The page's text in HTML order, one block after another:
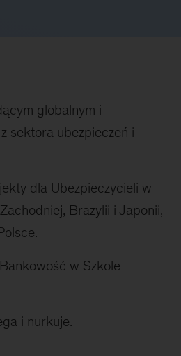
globalnym i
sektora ubezpieczeń i
dla Ubezpieczycieli w
Brazylii i Japonii,
w Szkole
i nurkuje.